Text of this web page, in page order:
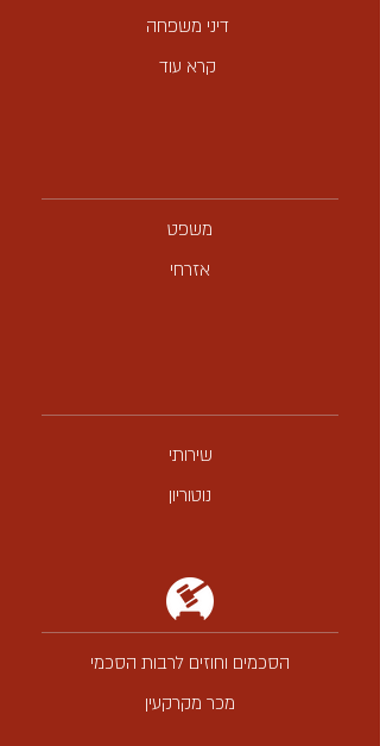
דיני משפחה
קרא עוד
משפט
אזרחי
שירותי
נוטוריון
הסכמים וחוזים לרבות הסכמי
מכר מקרקעין